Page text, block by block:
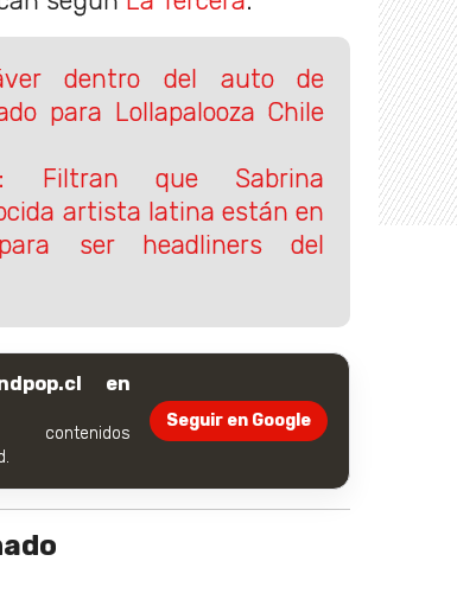
dentro del auto de
para Lollapalooza Chile
Filtran que Sabrina
artista latina están en
para ser headliners del
en
contenidos
Seguir en Google